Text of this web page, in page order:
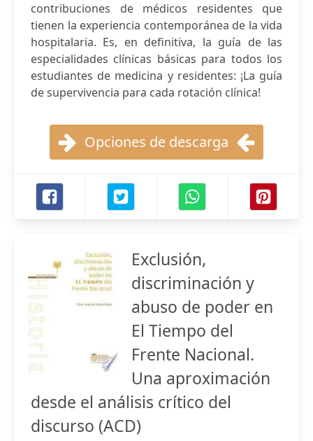
contribuciones de médicos residentes que
tienen la experiencia contemporánea de la vida
hospitalaria. Es, en definitiva, la guía de las
especialidades clínicas básicas para todos los
estudiantes de medicina y residentes: ¡La guía
de supervivencia para cada rotación clínica!
Opciones de descarga
Exclusión,
discriminación y
abuso de poder en
El Tiempo del
Frente Nacional.
Una aproximación
desde el análisis crítico del
discurso (ACD)